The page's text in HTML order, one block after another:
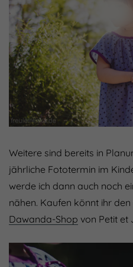
Weitere sind bereits in
jährliche Fototermin im
werde ich dann auch noch
nähen. Kaufen könnt ihr
Dawanda-Shop von Petit et